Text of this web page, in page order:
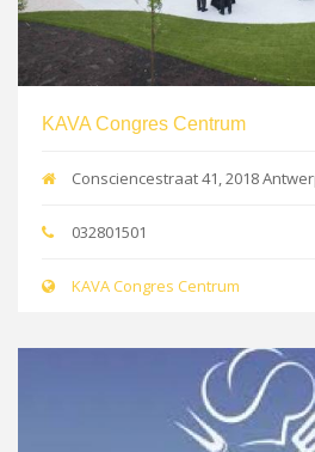
KAVA Congres Centrum
Consciencestraat 41, 2018
032801501
KAVA Congres Centrum